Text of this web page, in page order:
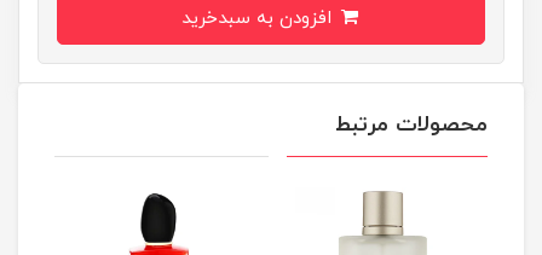
محصولات مرتبط